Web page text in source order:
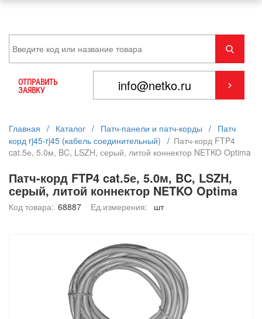
ОТПРАВИТЬ
ЗАЯВКУ
Главная / Каталог / Патч-панели и патч-корды / Патч
корд rj45-rj45 (кабель соединительный) / Патч-корд FTP4
cat.5е, 5.0м, BC, LSZH, серый, литой коннектор NETKO Optima
Патч-корд FTP4 cat.5е, 5.0м, BC, LSZH,
серый, литой коннектор NETKO Optima
Код товара: 68887 Ед.измерения: шт